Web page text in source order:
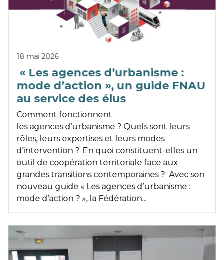
18 mai 2026
« Les agences d’urbanisme :
mode d’action », un guide FNAU
au service des élus
Comment fonctionnent
les agences d’urbanisme ? Quels sont leurs
rôles, leurs expertises et leurs modes
d’intervention ? En quoi constituent-elles un
outil de coopération territoriale face aux
grandes transitions contemporaines ? Avec son
nouveau guide « Les agences d’urbanisme :
mode d’action ? », la Fédération...